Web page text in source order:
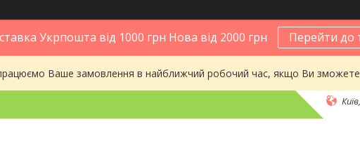
Укрпошта від 1000 грн Нова від 2000 грн Перейти до
Ваше замовлення в найближчий робочий час, якщо Ви